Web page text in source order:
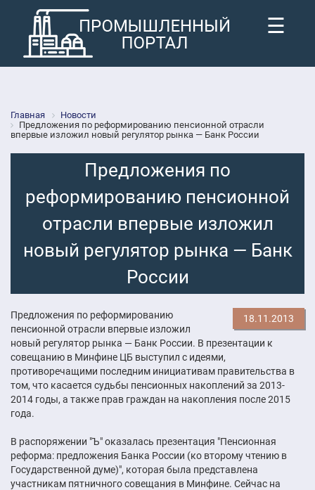
☰
Главная
Новости
Предложения по реформированию пенсионной отрасли
впервые изложил новый регулятор рынка — Банк России
Предложения по
реформированию пенсионной
отрасли впервые изложил
новый регулятор рынка — Банк
России
18.11.2013
Предложения по реформированию
пенсионной отрасли впервые изложил
новый регулятор рынка — Банк России. В презентации к
совещанию в Минфине ЦБ выступил с идеями,
противоречащими последним инициативам правительства в
том, что касается судьбы пенсионных накоплений за 2013-
2014 годы, а также прав граждан на накопления после 2015
года.
В распоряжении "Ъ" оказалась презентация "Пенсионная
реформа: предложения Банка России (ко второму чтению в
Государственной думе)", которая была представлена
участникам пятничного совещания в Минфине. Сейчас на